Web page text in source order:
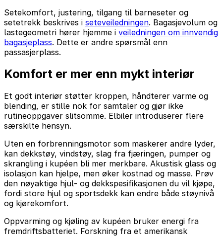
Setekomfort, justering, tilgang til barneseter og
setetrekk beskrives i seteveiledningen. Bagasjevolum og
lastegeometri hører hjemme i veiledningen om innvendig
bagasjeplass. Dette er andre spørsmål enn
passasjerplass.
Komfort er mer enn mykt interiør
Et godt interiør støtter kroppen, håndterer varme og
blending, er stille nok for samtaler og gjør ikke
rutineoppgaver slitsomme. Elbiler introduserer flere
særskilte hensyn.
Uten en forbrenningsmotor som maskerer andre lyder,
kan dekkstøy, vindstøy, slag fra fjæringen, pumper og
skrangling i kupéen bli mer merkbare. Akustisk glass og
isolasjon kan hjelpe, men øker kostnad og masse. Prøv
den nøyaktige hjul- og dekkspesifikasjonen du vil kjøpe,
fordi store hjul og sportsdekk kan endre både støynivå
og kjørekomfort.
Oppvarming og kjøling av kupéen bruker energi fra
fremdriftsbatteriet. Forskning fra et amerikansk